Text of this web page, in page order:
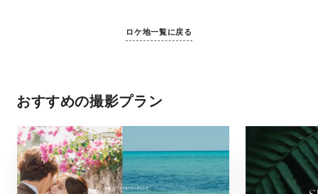
ロケ地一覧に戻る
おすすめの撮影プラン